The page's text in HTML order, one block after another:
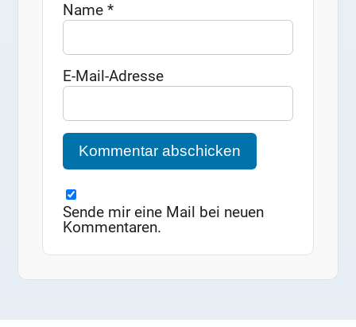
Name*
E-Mail-Adresse
Sende mir eine Mail bei neuen
Kommentaren.